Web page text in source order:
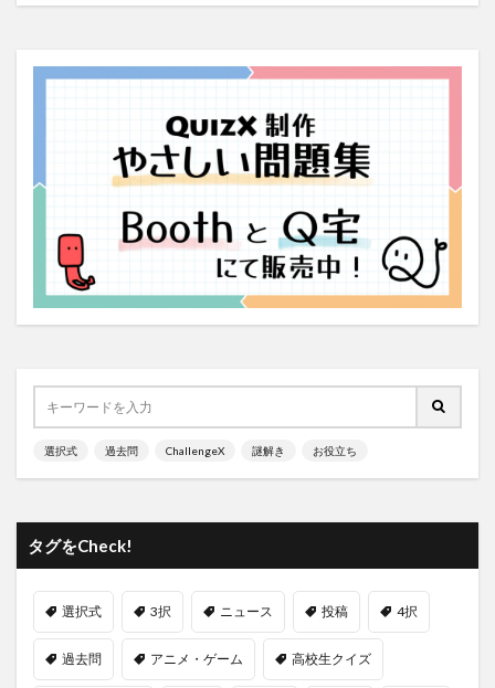
選択式 過去問 ChallengeX 謎解き お役立ち
タグをCheck!
選択式 3択 ニュース 投稿 4択
過去問 アニメ・ゲーム 高校生クイズ